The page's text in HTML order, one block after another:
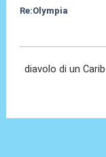
Re:Olympia
diavolo di un Carib